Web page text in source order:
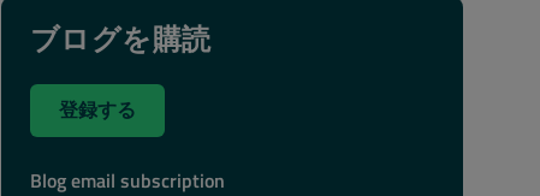
ブログを購読
登録する
Blog email subscription